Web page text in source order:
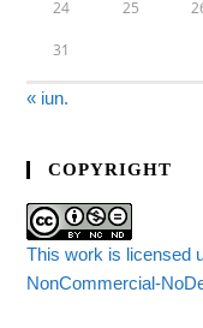
24 25
31
« iun.
COPYRIGHT
This work is licensed
NonCommercial-